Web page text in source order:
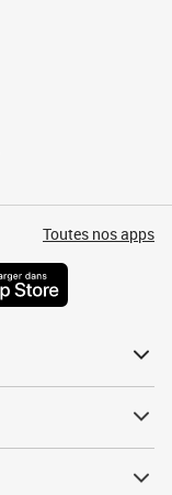
Toutes nos apps